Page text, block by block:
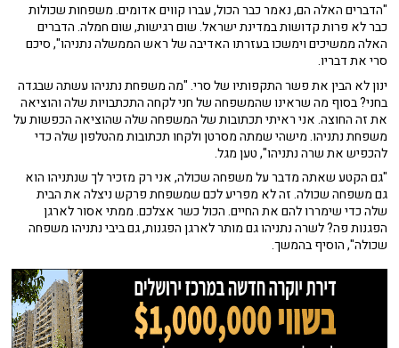
"הדברים האלה הם, נאמר כבר הכול, עברו קווים אדומים. משפחות שכולות
כבר לא פרות קדושות במדינת ישראל. שום רגישות, שום חמלה. הדברים
האלה ממשיכים וימשכו בעזרתו האדיבה של ראש הממשלה נתניהו", סיכם
סרי את דבריו.
ינון לא הבין את פשר התקפותיו של סרי. "מה משפחת נתניהו עשתה שבגדה
בחני? בסוף מה שראינו שהמשפחה של חני לקחה התכתבויות שלה והוציאה
את זה החוצה. אני ראיתי תכתובות של המשפחה שלה שהוציאה הכפשות על
משפחת נתניהו. מישהי שמתה מסרטן ולקחו תכתובות מהטלפון שלה כדי
להכפיש את שרה נתניהו", טען מגל.
"גם הקטע שאתה מדבר על משפחה שכולה, אני רק מזכיר לך שנתניהו הוא
גם משפחה שכולה. זה לא מפריע לכם שמשפחת פרקש ניצלה את הבית
שלה כדי שימררו להם את החיים. הכול כשר אצלכם. ממתי אסור לארגן
הפגנות פה? לשרה נתניהו גם מותר לארגן הפגנות, גם ביבי נתניהו משפחה
שכולה", הוסיף בהמשך.